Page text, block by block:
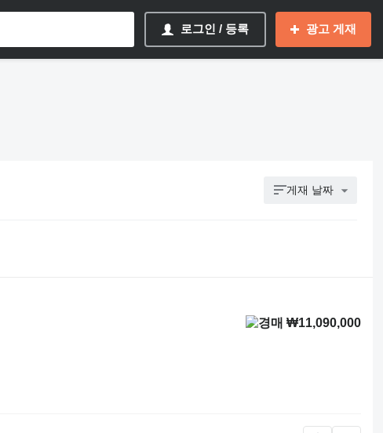
로그인 / 등록 광고 게재
게재 날짜
₩11,090,000